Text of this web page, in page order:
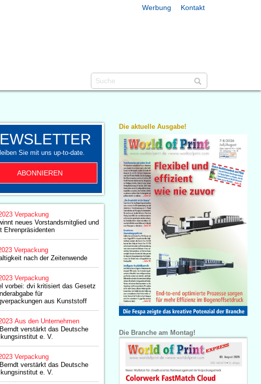
Werbung Kontakt
Sie mit uns up-to-date.
ABONNIEREN
Verpackung
neues Vorstandsmitglied und
Ehrenpräsidenten
Verpackung
nach der Zeitenwende
Verpackung
vorbei: dvi kritisiert das Gesetz
für
aus Kunststoff
Aus den Unternehmen
verstärkt das Deutsche
e. V.
Verpackung
verstärkt das Deutsche
e. V.
Die aktuelle Ausgabe!
Die Branche am Montag!